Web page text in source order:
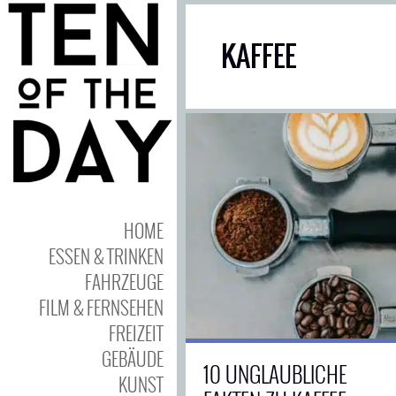
HOME
ESSEN & TRINKEN
FAHRZEUGE
FILM & FERNSEHEN
FREIZEIT
GEBÄUDE
KUNST
KAFFEE
10 UNGLAUBLICHE